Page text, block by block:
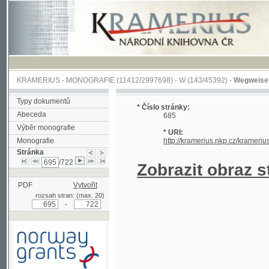
KRAMERIUS-MONOGRAFIE(11412/2997698) -W (143/45392)-Wegweiser durch
Typy dokumentů
Abeceda
Výběr monografie
Monografie
Stránka
/722
PDF Vytvořit
rozsah stran: (max. 20)
Podpořeno grantem z Norska
prostřednictvím Norského
* Číslo stránky:
685
* URI:
http://kramerius.nkp.cz/kramerius/